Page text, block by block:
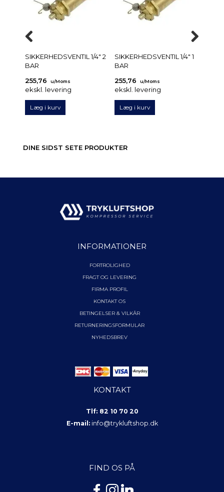
SIKKERHEDSVENTIL 1/4" 2
BAR
255,76
u/Moms
ekskl. levering
Læg i kurv
SIKKERHEDSVENTIL 1/4" 1
BAR
255,76
u/Moms
ekskl. levering
Læg i kurv
DINE SIDST SETE PRODUKTER
INFORMATIONER
FORTROLIGHED
FRAGT OG LEVERING
FIRMA PROFIL
KONTAKT OS
BETINGELSER & VILKÅR
RETURNERINGSFORMULAR
NYHEDSBREV
KONTAKT
Tlf: 82 10 70 20
E-mail: info@trykluftshop.dk
FIND OS PÅ